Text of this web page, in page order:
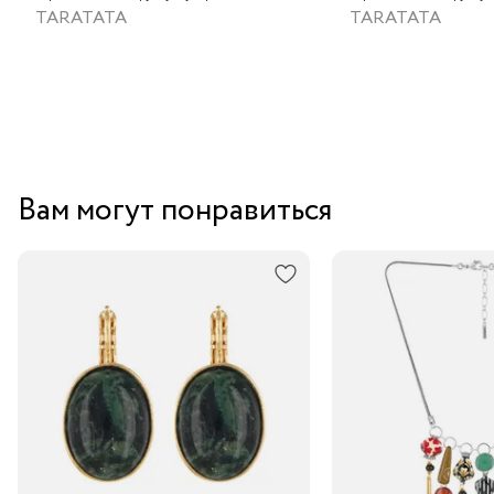
золотой краской
TARATATA
золотой краской
TARATATA
Вам могут понравиться